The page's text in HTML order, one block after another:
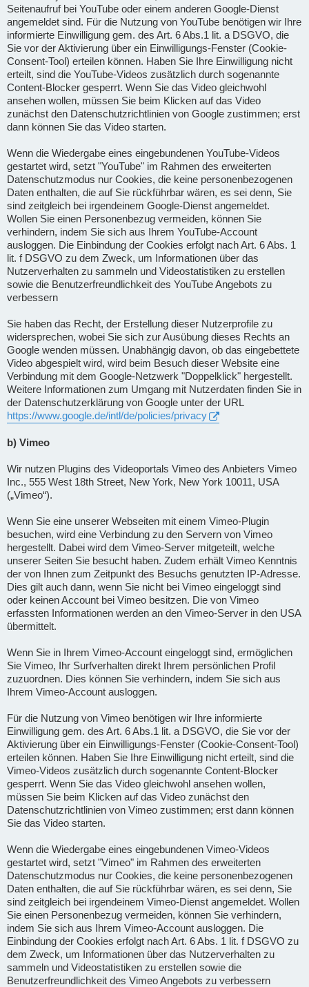
Seitenaufruf bei YouTube oder einem anderen Google-Dienst
angemeldet sind. Für die Nutzung von YouTube benötigen wir Ihre
informierte Einwilligung gem. des Art. 6 Abs.1 lit. a DSGVO, die
Sie vor der Aktivierung über ein Einwilligungs-Fenster (Cookie-
Consent-Tool) erteilen können. Haben Sie Ihre Einwilligung nicht
erteilt, sind die YouTube-Videos zusätzlich durch sogenannte
Content-Blocker gesperrt. Wenn Sie das Video gleichwohl
ansehen wollen, müssen Sie beim Klicken auf das Video
zunächst den Datenschutzrichtlinien von Google zustimmen; erst
dann können Sie das Video starten.
Wenn die Wiedergabe eines eingebundenen YouTube-Videos
gestartet wird, setzt "YouTube" im Rahmen des erweiterten
Datenschutzmodus nur Cookies, die keine personenbezogenen
Daten enthalten, die auf Sie rückführbar wären, es sei denn, Sie
sind zeitgleich bei irgendeinem Google-Dienst angemeldet.
Wollen Sie einen Personenbezug vermeiden, können Sie
verhindern, indem Sie sich aus Ihrem YouTube-Account
ausloggen. Die Einbindung der Cookies erfolgt nach Art. 6 Abs. 1
lit. f DSGVO zu dem Zweck, um Informationen über das
Nutzerverhalten zu sammeln und Videostatistiken zu erstellen
sowie die Benutzerfreundlichkeit des YouTube Angebots zu
verbessern
Sie haben das Recht, der Erstellung dieser Nutzerprofile zu
widersprechen, wobei Sie sich zur Ausübung dieses Rechts an
Google wenden müssen. Unabhängig davon, ob das eingebettete
Video abgespielt wird, wird beim Besuch dieser Website eine
Verbindung mit dem Google-Netzwerk "Doppelklick" hergestellt.
Weitere Informationen zum Umgang mit Nutzerdaten finden Sie in
der Datenschutzerklärung von Google unter der URL
https://www.google.de/intl/de/policies/privacy
b) Vimeo
Wir nutzen Plugins des Videoportals Vimeo des Anbieters Vimeo
Inc., 555 West 18th Street, New York, New York 10011, USA
(„Vimeo“).
Wenn Sie eine unserer Webseiten mit einem Vimeo-Plugin
besuchen, wird eine Verbindung zu den Servern von Vimeo
hergestellt. Dabei wird dem Vimeo-Server mitgeteilt, welche
unserer Seiten Sie besucht haben. Zudem erhält Vimeo Kenntnis
der von Ihnen zum Zeitpunkt des Besuchs genutzten IP-Adresse.
Dies gilt auch dann, wenn Sie nicht bei Vimeo eingeloggt sind
oder keinen Account bei Vimeo besitzen. Die von Vimeo
erfassten Informationen werden an den Vimeo-Server in den USA
übermittelt.
Wenn Sie in Ihrem Vimeo-Account eingeloggt sind, ermöglichen
Sie Vimeo, Ihr Surfverhalten direkt Ihrem persönlichen Profil
zuzuordnen. Dies können Sie verhindern, indem Sie sich aus
Ihrem Vimeo-Account ausloggen.
Für die Nutzung von Vimeo benötigen wir Ihre informierte
Einwilligung gem. des Art. 6 Abs.1 lit. a DSGVO, die Sie vor der
Aktivierung über ein Einwilligungs-Fenster (Cookie-Consent-Tool)
erteilen können. Haben Sie Ihre Einwilligung nicht erteilt, sind die
Vimeo-Videos zusätzlich durch sogenannte Content-Blocker
gesperrt. Wenn Sie das Video gleichwohl ansehen wollen,
müssen Sie beim Klicken auf das Video zunächst den
Datenschutzrichtlinien von Vimeo zustimmen; erst dann können
Sie das Video starten.
Wenn die Wiedergabe eines eingebundenen Vimeo-Videos
gestartet wird, setzt "Vimeo" im Rahmen des erweiterten
Datenschutzmodus nur Cookies, die keine personenbezogenen
Daten enthalten, die auf Sie rückführbar wären, es sei denn, Sie
sind zeitgleich bei irgendeinem Vimeo-Dienst angemeldet. Wollen
Sie einen Personenbezug vermeiden, können Sie verhindern,
indem Sie sich aus Ihrem Vimeo-Account ausloggen. Die
Einbindung der Cookies erfolgt nach Art. 6 Abs. 1 lit. f DSGVO zu
dem Zweck, um Informationen über das Nutzerverhalten zu
sammeln und Videostatistiken zu erstellen sowie die
Benutzerfreundlichkeit des Vimeo Angebots zu verbessern